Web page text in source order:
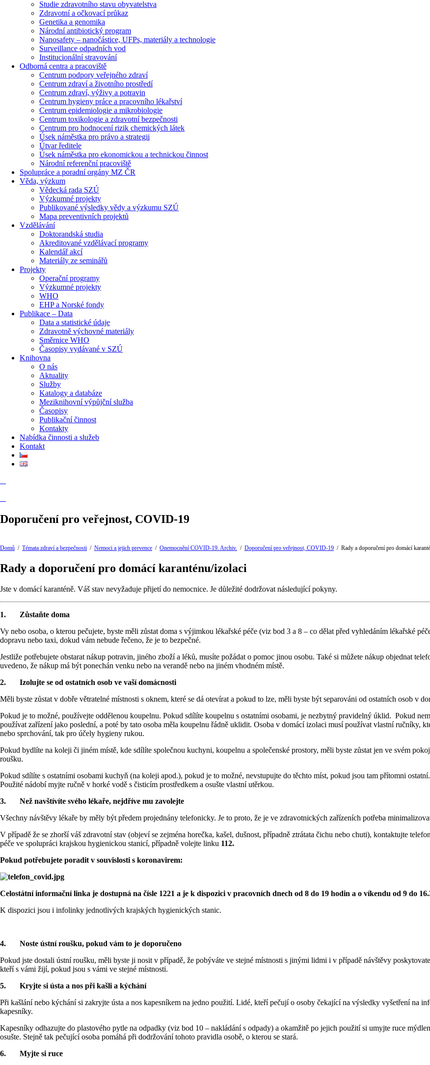
Studie zdravotního stavu obyvatelstva
Zdravotní a očkovací průkaz
Genetika a genomika
Národní antibiotický program
Nanosafety – nanočástice, UFPs, materiály a technologie
Surveillance odpadních vod
Institucionální stravování
Odborná centra a pracoviště
Centrum podpory veřejného zdraví
Centrum zdraví a životního prostředí
Centrum zdraví, výživy a potravin
Centrum hygieny práce a pracovního lékařství
Centrum epidemiologie a mikrobiologie
Centrum toxikologie a zdravotní bezpečnosti
Centrum pro hodnocení rizik chemických látek
Úsek náměstka pro právo a strategii
Útvar ředitele
Úsek náměstka pro ekonomickou a technickou činnost
Národní referenční pracoviště
Spolupráce a poradní orgány MZ ČR
Věda, výzkum
Vědecká rada SZÚ
Výzkumné projekty
Publikované výsledky vědy a výzkumu SZÚ
Mapa preventivních projektů
Vzdělávání
Doktorandská studia
Akreditované vzdělávací programy
Kalendář akcí
Materiály ze seminářů
Projekty
Operační programy
Výzkumné projekty
WHO
EHP a Norské fondy
Publikace – Data
Data a statistické údaje
Zdravotně výchovné materiály
Směrnice WHO
Časopisy vydávané v SZÚ
Knihovna
O nás
Aktuality
Služby
Katalogy a databáze
Meziknihovní výpůjční služba
Časopisy
Publikační činnost
Kontakty
Nabídka činnosti a služeb
Kontakt
Doporučení pro veřejnost, COVID-19
Domů / Témata zdraví a bezpečnosti / Nemoci a jejich prevence / Onemocnění COVID-19. Archiv. / Doporučení pro veřejnost, COVID-19 / Rady a doporučení pro domácí
Rady a doporučení pro domácí karanténu/izolaci
Jste v domácí karanténě. Váš stav nevyžaduje přijetí do nemocnice. Je důležité dodržovat následující pokyny.
1. Zůstaňte doma
Vy nebo osoba, o kterou pečujete, byste měli zůstat doma s výjimkou lékařské péče (viz bod 3 a 8 – co dělat před vyhledáním lékařské
dopravu nebo taxi, dokud vám nebude řečeno, že je to bezpečné.
Jestliže potřebujete obstarat nákup potravin, jiného zboží a léků, musíte požádat o pomoc jinou osobu. Také si můžete nákup objednat
uvedeno, že nákup má být ponechán venku nebo na verandě nebo na jiném vhodném místě.
2. Izolujte se od ostatních osob ve vaší domácnosti
Měli byste zůstat v dobře větratelné místnosti s oknem, které se dá otevírat a pokud to lze, měli byste být separováni od ostatních osob v
Pokud je to možné, používejte oddělenou koupelnu. Pokud sdílíte koupelnu s ostatními osobami, je nezbytný pravidelný úklid. Pokud
používat zařízení jako poslední, a poté by tato osoba měla koupelnu řádně uklidit. Osoba v domácí izolaci musí používat vlastní ručníky,
nebo sprchování, tak pro účely hygieny rukou.
Pokud bydlíte na koleji či jiném místě, kde sdílíte společnou kuchyni, koupelnu a společenské prostory, měli byste zůstat jen ve svém
roušku.
Pokud sdílíte s ostatními osobami kuchyň (na koleji apod.), pokud je to možné, nevstupujte do těchto míst, pokud jsou tam přítomni
Použité nádobí myjte ručně v horké vodě s čisticím prostředkem a osušte vlastní utěrkou.
3. Než navštívíte svého lékaře, nejdříve mu zavolejte
Všechny návštěvy lékaře by měly být předem projednány telefonicky. Je to proto, že je ve zdravotnických zařízeních potřeba
V případě že se zhorší váš zdravotní stav (objeví se zejména horečka, kašel, dušnost, případně ztrátata čichu nebo chuti), kontaktujte
péče ve spolupráci krajskou hygienickou stanicí, případně volejte linku 112.
Pokud potřebujete poradit v souvislosti s koronavirem:
Celostátní informační linka je dostupná na čísle 1221 a je k dispozici v pracovních dnech od 8 do 19 hodin a o víkendu od 9 do
K dispozici jsou i infolinky jednotlivých krajských hygienických stanic.
4. Noste ústní roušku, pokud vám to je doporučeno
Pokud jste dostali ústní roušku, měli byste ji nosit v případě, že pobýváte ve stejné místnosti s jinými lidmi i v případě návštěvy
kteří s vámi žijí, pokud jsou s vámi ve stejné místnosti.
5. Kryjte si ústa a nos při kašli a kýchání
Při kašlání nebo kýchání si zakryjte ústa a nos kapesníkem na jedno použití. Lidé, kteří pečují o osoby čekající na výsledky vyšetření na
kapesníky.
Kapesníky odhazujte do plastového pytle na odpadky (viz bod 10 – nakládání s odpady) a okamžitě po jejich použití si umyjte ruce
osušte. Stejně tak pečující osoba pomáhá při dodržování tohoto pravidla osobě, o kterou se stará.
6. Myjte si ruce